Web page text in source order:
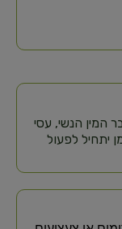
המין הנשי, עסי
עד 10 דקות השמן יתחיל לפעול